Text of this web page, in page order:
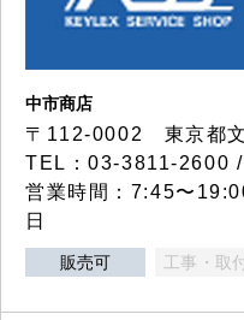
中市商店
〒112-0002 東京都
TEL：03-3811-2600
営業時間：7:45〜
日
販売可 工事・取